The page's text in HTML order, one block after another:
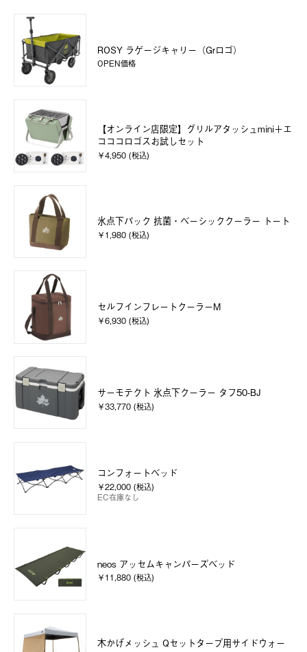
ROSY ラゲージキャリー（Grロゴ）
OPEN価格
【オンライン店限定】グリルアタッシュmini＋エ
コココロゴスお試しセット
￥4,950 (税込)
氷点下パック 抗菌・ベーシッククーラー トート
￥1,980 (税込)
セルフインフレートクーラーM
￥6,930 (税込)
サーモテクト 氷点下クーラー タフ50-BJ
￥33,770 (税込)
コンフォートベッド
￥22,000 (税込)
EC在庫なし
neos アッセムキャンパーズベッド
￥11,880 (税込)
木かげメッシュ Qセットタープ用サイドウォー